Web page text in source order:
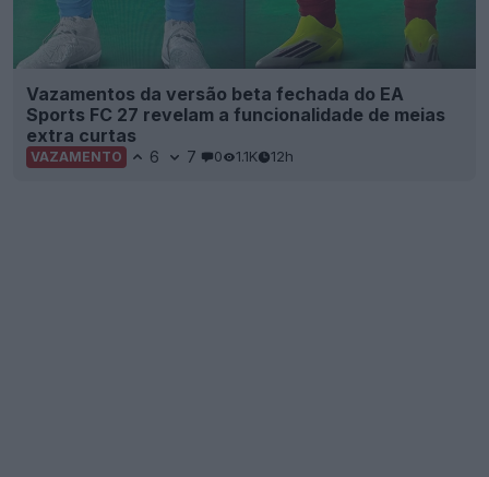
Vazamentos da versão beta fechada do EA
Sports FC 27 revelam a funcionalidade de meias
extra curtas
VAZAMENTO 6 7 0 1.1K 12h